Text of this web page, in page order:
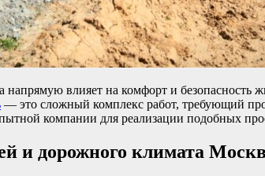
влияет на комфорт и безопасность
— это сложный комплекс работ, требующий
компании для реализации подобных
и дорожного климата